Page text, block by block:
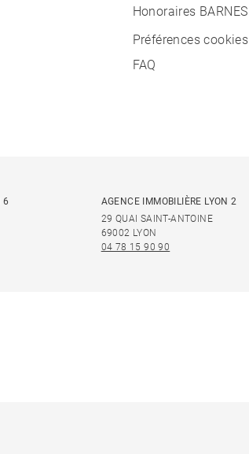
Honoraires
Préférences cookies
FAQ
6
AGENCE IMMOBILIÈRE LYON 2
29 QUAI SAINT-ANTOINE
69002 LYON
04 78 15 90 90